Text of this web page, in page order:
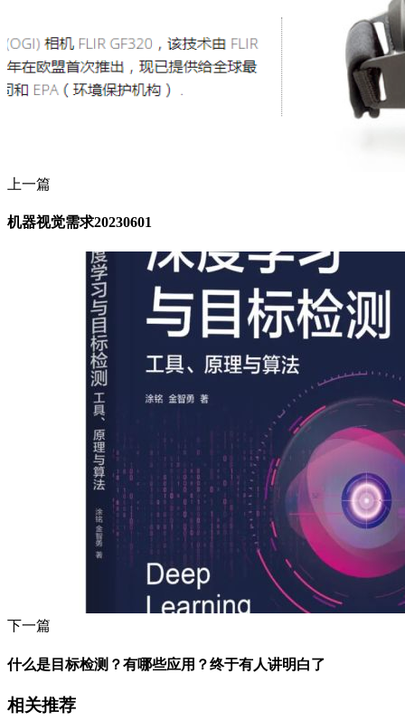
上一篇
机器视觉需求20230601
下一篇
什么是目标检测？有哪些应用？终于有人讲明白了
相关推荐